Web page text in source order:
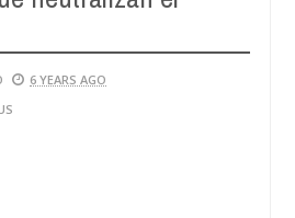
6 YEARS AGO